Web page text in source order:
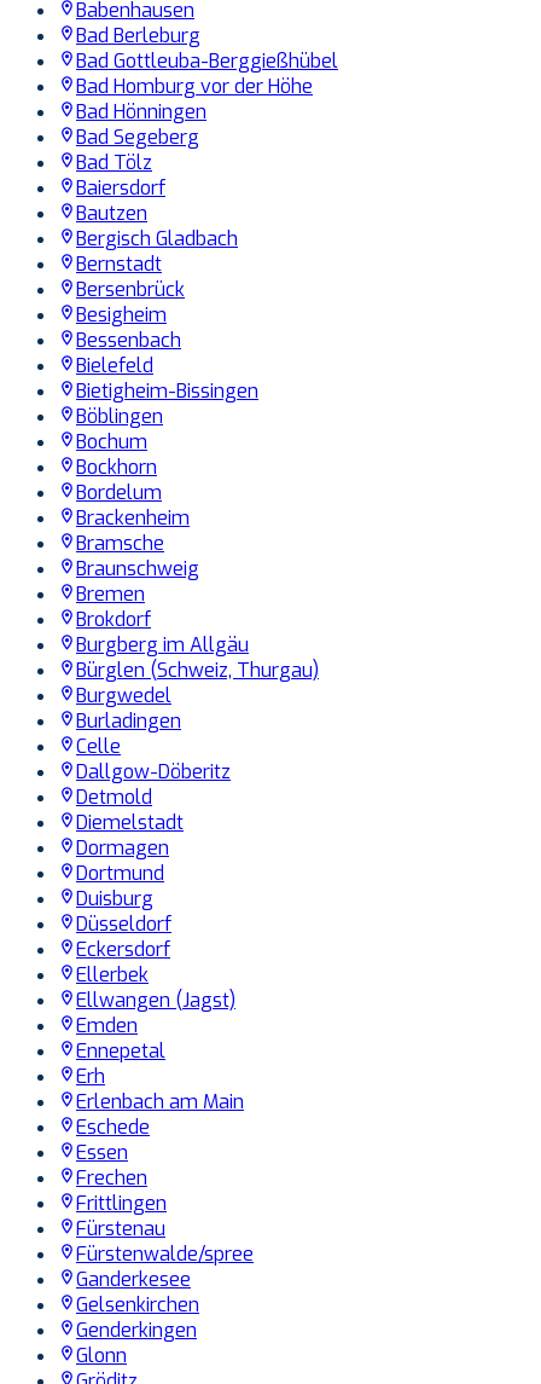
Babenhausen
Bad Berleburg
Bad Gottleuba-Berggießhübel
Bad Homburg vor der Höhe
Bad Hönningen
Bad Segeberg
Bad Tölz
Baiersdorf
Bautzen
Bergisch Gladbach
Bernstadt
Bersenbrück
Besigheim
Bessenbach
Bielefeld
Bietigheim-Bissingen
Böblingen
Bochum
Bockhorn
Bordelum
Brackenheim
Bramsche
Braunschweig
Bremen
Brokdorf
Burgberg im Allgäu
Bürglen (Schweiz, Thurgau)
Burgwedel
Burladingen
Celle
Dallgow-Döberitz
Detmold
Diemelstadt
Dormagen
Dortmund
Duisburg
Düsseldorf
Eckersdorf
Ellerbek
Ellwangen (Jagst)
Emden
Ennepetal
Erh
Erlenbach am Main
Eschede
Essen
Frechen
Frittlingen
Fürstenau
Fürstenwalde/spree
Ganderkesee
Gelsenkirchen
Genderkingen
Glonn